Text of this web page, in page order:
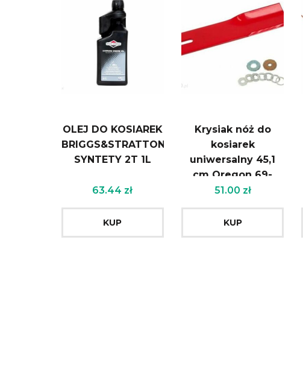
OLEJ DO KOSIAREK
BRIGGS&STRATTON
SYNTETY 2T 1L
63.44 zł
KUP
Krysiak nóż do
kosiarek
uniwersalny 45,1
cm Oregon 69-
258R
51.00 zł
KUP